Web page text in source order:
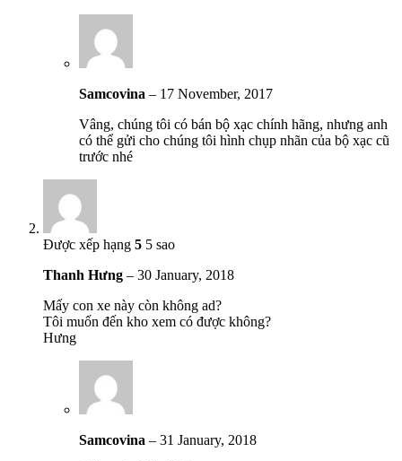
Samcovina – 17 November, 2017
Vâng, chúng tôi có bán bộ xạc chính hãng, nhưng anh
có thể gửi cho chúng tôi hình chụp nhãn của bộ xạc cũ
trước nhé
Được xếp hạng 5 5 sao
Thanh Hưng – 30 January, 2018
Mấy con xe này còn không ad?
Tôi muốn đến kho xem có được không?
Hưng
Samcovina – 31 January, 2018